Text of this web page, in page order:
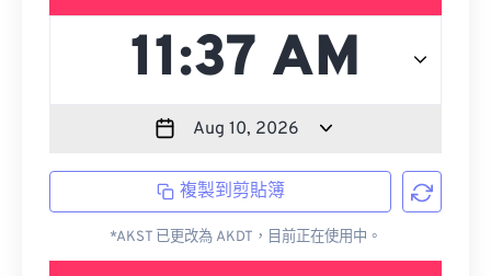
複製到剪貼簿
*AKST 已更改為 AKDT，目前正在使用中。